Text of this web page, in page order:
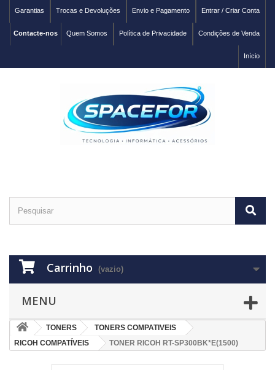
Entrar / Criar Conta
Envio e Pagamento
Trocas e Devoluções
Garantias
Condições de Venda
Política de Privacidade
Quem Somos
Contacte-nos
Início
Carrinho (vazio)
MENU
TONERS
TONERS COMPATIVEIS
RICOH COMPATÍVEIS
TONER RICOH RT-SP300BK*E(1500)